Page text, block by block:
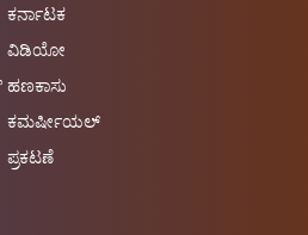
ಕರ್ನಾಟಕ
ವಿಡಿಯೋ
ಹಣಕಾಸು
ಕಮರ್ಷೀಯಲ್
ಪ್ರಕಟಣೆ